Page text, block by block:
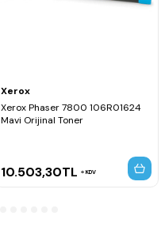
Xerox
Xerox Phaser 7800 106R01624
Mavi Orijinal Toner
10.503,30TL KDV